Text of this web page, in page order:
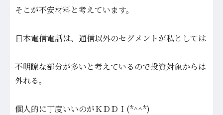
そこが不安材料と考えています。
日本電信電話は、通信以外のセグメントが私としては
不明瞭な部分が多いと考えているので投資対象からは
外れる。
個人的に丁度いいのがＫＤＤＩ(*^^*)